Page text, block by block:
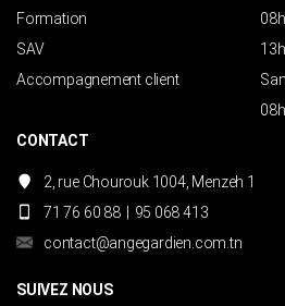
Formation
SAV
Accompagnement client
CONTACT
2, rue Chourouk 1004, Menzeh 1
71 76 60 88
95 068 413
contact@angegardien.com.tn
SUIVEZ NOUS